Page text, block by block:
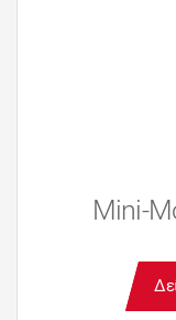
Mini-